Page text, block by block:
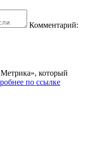
Комментарий:
который
по ссылке